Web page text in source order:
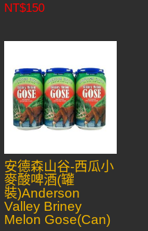
NT$150
安德森山谷-西瓜小
麥酸啤酒(罐
裝)Anderson
Valley Briney
Melon Gose(Can)